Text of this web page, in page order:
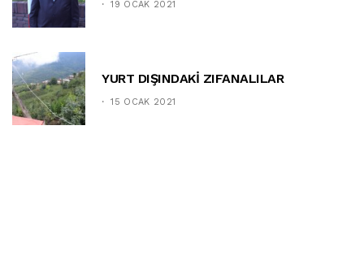
19 OCAK 2021
YURT DIŞINDAKİ ZIFANALILAR
15 OCAK 2021